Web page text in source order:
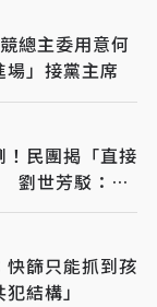
總主委用意何
」接黨主席
民團揭「直接
劉世芳駁：以
篩只能抓到孩
結構」